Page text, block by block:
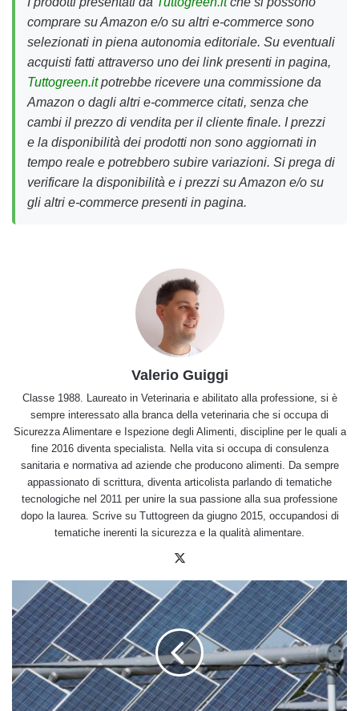
comprare su Amazon e/o su altri e-commerce sono
selezionati in piena autonomia editoriale. Su eventuali
acquisti fatti attraverso uno dei link presenti in pagina,
Tuttogreen.itpotrebbe ricevere una commissione da
Amazon o dagli altri e-commerce citati, senza che
cambi il prezzo di vendita per il cliente finale. I prezzi
e la disponibilità dei prodotti non sono aggiornati in
tempo reale e potrebbero subire variazioni. Si prega di
verificare la disponibilità e i prezzi su Amazon e/o su
gli altri e-commerce presenti in pagina.
Valerio Guiggi
Classe 1988. Laureato in Veterinaria e abilitato alla professione, si è
sempre interessato alla branca della veterinaria che si occupa di
Sicurezza Alimentare e Ispezione degli Alimenti, discipline per le quali a
fine 2016 diventa specialista. Nella vita si occupa di consulenza
sanitaria e normativa ad aziende che producono alimenti. Da sempre
appassionato di scrittura, diventa articolista parlando di tematiche
tecnologiche nel 2011 per unire la sua passione alla sua professione
dopo la laurea. Scrive su Tuttogreen da giugno 2015, occupandosi di
tematiche inerenti la sicurezza e la qualità alimentare.
Agrovoltaico,
che
cos'è?